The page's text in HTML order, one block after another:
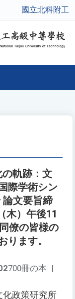
國立北科附工
の軌跡：文
際学術シン
論文要旨締
木）午後11
僚の皆様の
ります。
700冊の本 |
化政策研究所